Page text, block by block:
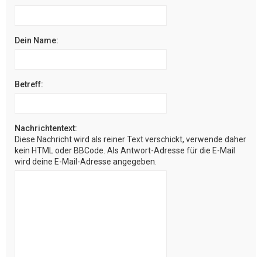
Dein Name:
Betreff:
Nachrichtentext:
Diese Nachricht wird als reiner Text verschickt, verwende daher
kein HTML oder BBCode. Als Antwort-Adresse für die E-Mail
wird deine E-Mail-Adresse angegeben.